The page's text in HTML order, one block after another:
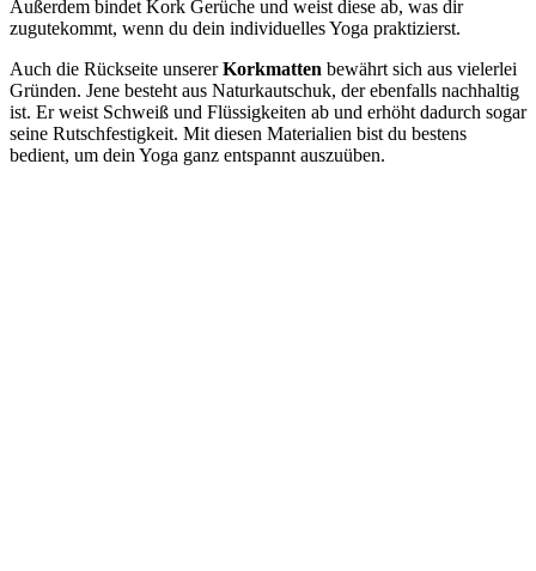
Außerdem bindet Kork Gerüche und weist diese ab, was dir
zugutekommt, wenn du dein individuelles Yoga praktizierst.
Auch die Rückseite unsererKorkmatten bewährt sich aus vielerlei
Gründen. Jene besteht aus Naturkautschuk, der ebenfalls nachhaltig
ist. Er weist Schweiß und Flüssigkeiten ab und erhöht dadurch sogar
seine Rutschfestigkeit. Mit diesen Materialien bist du bestens
bedient, um dein Yoga ganz entspannt auszuüben.